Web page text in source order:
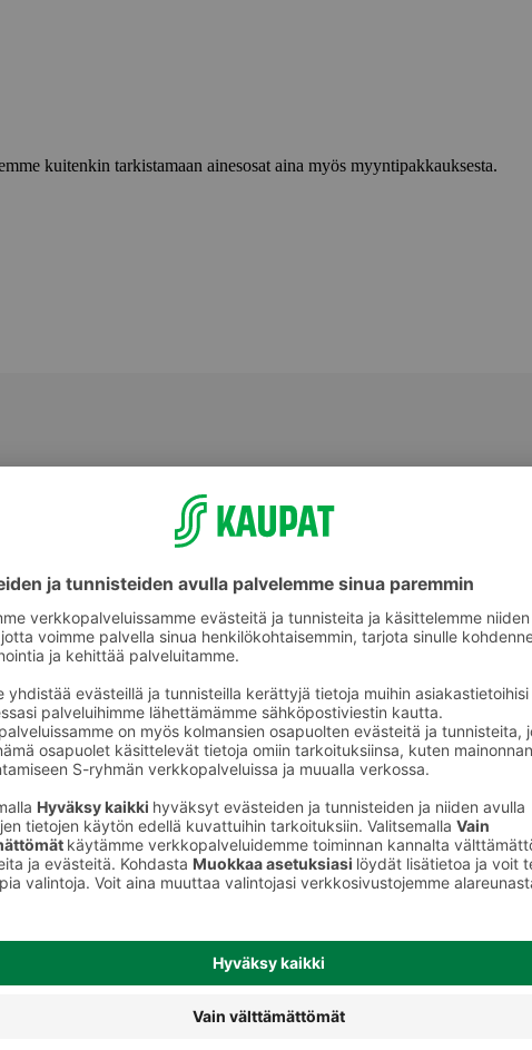
kuitenkin tarkistamaan ainesosat aina myös myyntipakkauksesta.
Täytekakut